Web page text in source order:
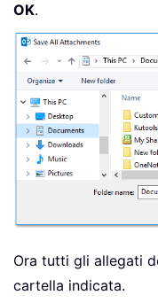
OK.
Ora tutti gli allegati
cartella indicata.